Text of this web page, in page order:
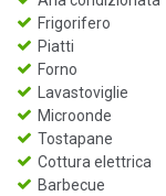
Frigorifero
Piatti
Forno
Lavastoviglie
Microonde
Tostapane
Cottura elettrica
Barbecue